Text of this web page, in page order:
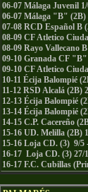
06-07 Málaga Juvenil
06-07 Málaga "B" (2B)
07-08 RCD Español B
08-09 CF Atletico
08-09 Rayo Vallecano
09-10 Granada CF
09-10 CF Atletico
10-11 Écija Balompié
11-12 RSD Alcalá (2B)
12-13 Écija Balompié
13-14 Écija Balompié
14-15 C.P. Cacereño
15-16 UD. Melilla (2B)
15-16 Loja CD. (3) 9/5
16-17 Loja CD. (3) 27/
16-17 F.C. Cubillas